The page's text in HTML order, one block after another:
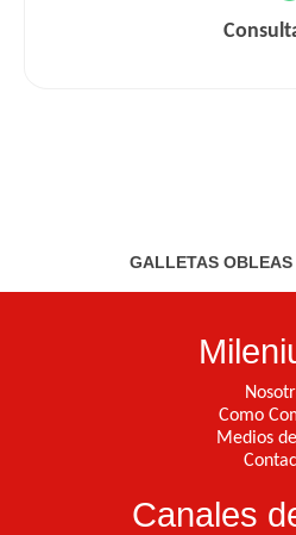
GALLETAS OBLEAS
Como
Medios
Canales